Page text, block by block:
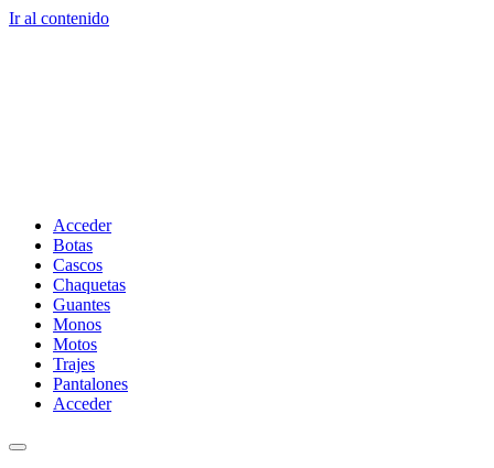
Ir al contenido
Acceder
Botas
Cascos
Chaquetas
Guantes
Monos
Motos
Trajes
Pantalones
Acceder